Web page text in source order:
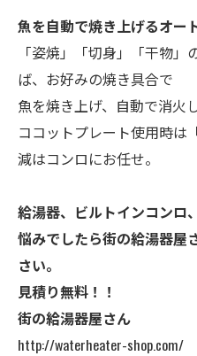
魚を自動で焼き上げるオー
「姿焼」「切身」「干物
ば、お好みの焼き具合で
魚を焼き上げ、自動で消火し
ココットプレート使用時は
減はコンロにお任せ。
給湯器、ビルトインコンロ
悩みでしたら街の給湯器屋
さい。
見積り無料！！
街の給湯器屋さん
http://waterheater-shop.com/